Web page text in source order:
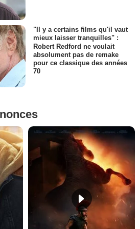
"Il y a certains films qu'il vaut
mieux laisser tranquilles" :
Robert Redford ne voulait
absolument pas de remake
pour ce classique des années
70